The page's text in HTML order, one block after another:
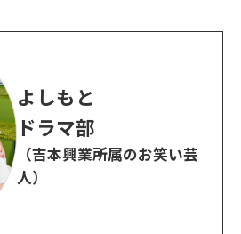
よしもと
ドラマ部
（吉本興業所属のお笑い芸
人）